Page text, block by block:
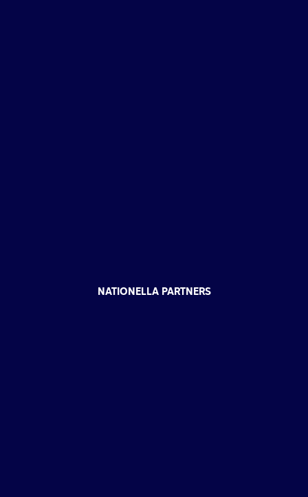
NATIONELLA PARTNERS